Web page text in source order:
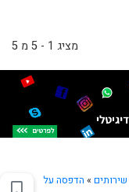
מציג 1 - 5 מ 5
שירותים» הדפסה על